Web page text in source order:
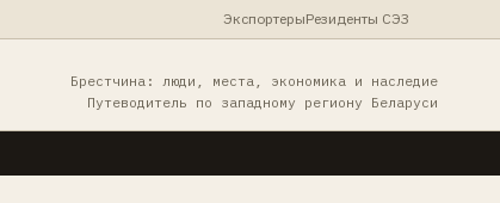
ЭкспортерыРезиденты СЭЗ
Брестчина: люди, места, экономика и наследие
Путеводитель по западному региону Беларуси